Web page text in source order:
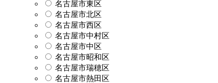
名古屋市東区
名古屋市北区
名古屋市西区
名古屋市中村区
名古屋市中区
名古屋市昭和区
名古屋市瑞穂区
名古屋市熱田区